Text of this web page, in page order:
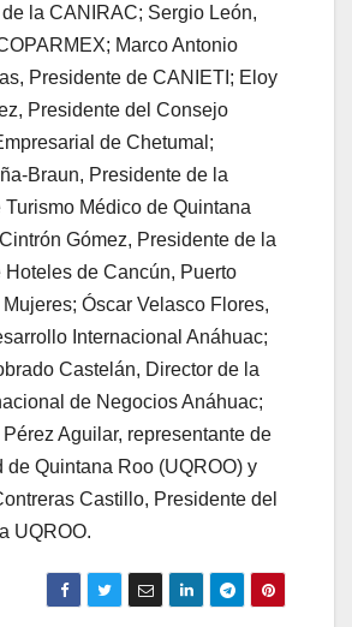
la CANIRAC; Sergio León,
Marco Antonio
Presidente de CANIETI; Eloy
Presidente del Consejo
de Chetumal;
Braun, Presidente de la
Médico de Quintana
Gómez, Presidente de la
de Cancún, Puerto
Óscar Velasco Flores,
Internacional Anáhuac;
Castelán, Director de la
de Negocios Anáhuac;
Aguilar, representante de
de Quintana Roo (UQROO) y
Castillo, Presidente del
UQROO.